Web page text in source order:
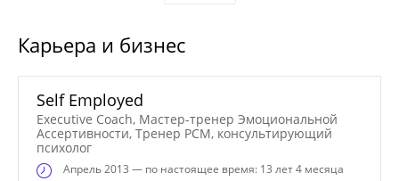
Карьера и бизнес
Self Employed
Executive Coach, Мастер-тренер Эмоциональной
Ассертивности, Тренер РСМ, консультирующий
психолог
Апрель2013 — по настоящее время: 13 лет 4 месяца